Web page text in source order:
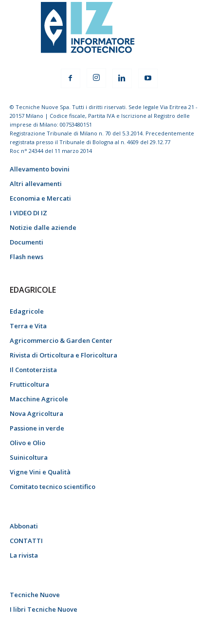
© Tecniche Nuove Spa. Tutti i diritti riservati. Sede legale Via Eritrea 21 -
20157 Milano | Codice fiscale, Partita IVA e Iscrizione al Registro delle
imprese di Milano: 00753480151
Registrazione Tribunale di Milano n. 70 del 5.3.2014. Precedentemente
registrata presso il Tribunale di Bologna al n. 4609 del 29.12.77
Roc n° 24344 del 11 marzo 2014
Allevamento bovini
Altri allevamenti
Economia e Mercati
I VIDEO DI IZ
Notizie dalle aziende
Documenti
Flash news
EDAGRICOLE
Edagricole
Terra e Vita
Agricommercio & Garden Center
Rivista di Orticoltura e Floricoltura
Il Contoterzista
Frutticoltura
Macchine Agricole
Nova Agricoltura
Passione in verde
Olivo e Olio
Suinicoltura
Vigne Vini e Qualità
Comitato tecnico scientifico
Abbonati
CONTATTI
La rivista
Tecniche Nuove
I libri Tecniche Nuove